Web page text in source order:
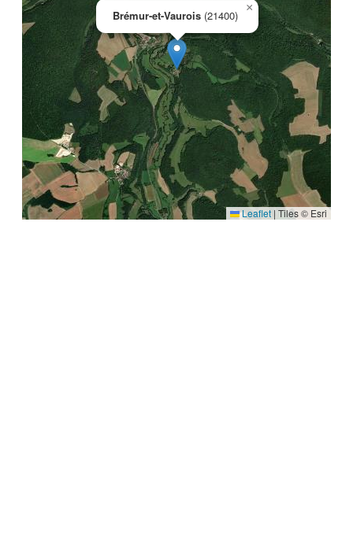
Brémur-et-Vaurois (21400)
×
Leaflet | Tiles © Esri